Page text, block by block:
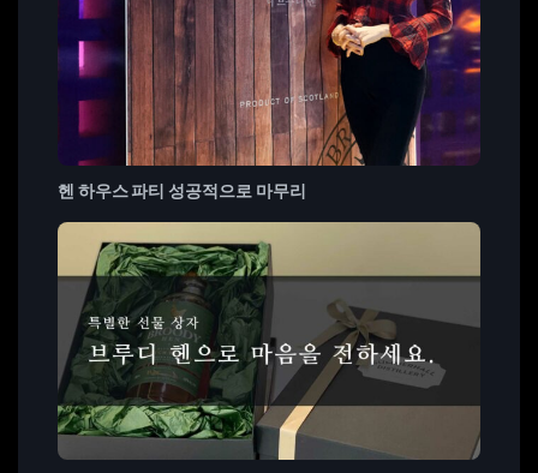
헨 하우스 파티 성공적으로 마무리